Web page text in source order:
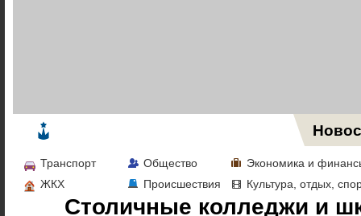
Транспорт Общество
Экономика и
ЖКХ
Происшествия Культура, отдых,
Столичные колледжи и